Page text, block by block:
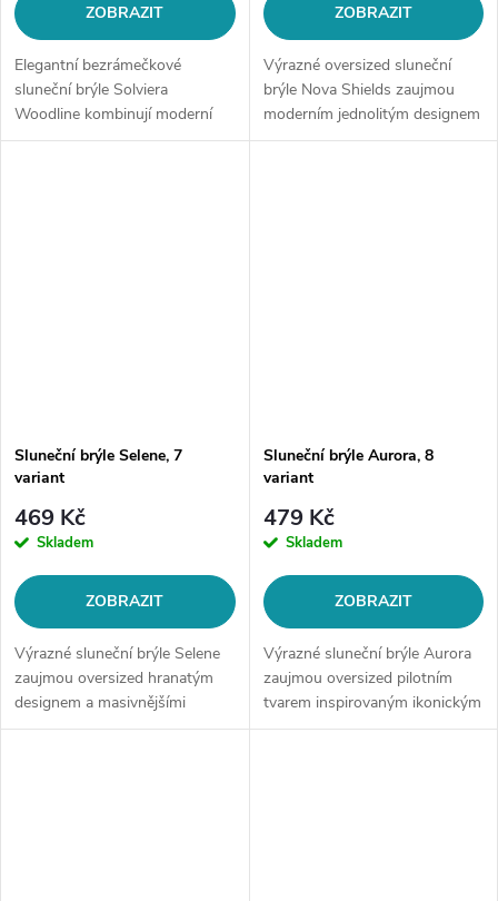
ZOBRAZIT
Elegantní bezrámečkové
sluneční brýle Solviera
Woodline kombinují moderní
geometrické čočky s jemným
ZOBRAZIT
Výrazné oversized sluneční
brýle Nova Shields zaujmou
moderním jednolitým designem
a futuristickým vzhledem. Velká
Sluneční brýle Selene, 7
variant
469 Kč
Skladem
ZOBRAZIT
Výrazné sluneční brýle Selene
zaujmou oversized hranatým
designem a masivnějšími
obroučkami, které dodávají
Sluneční brýle Aurora, 8
variant
479 Kč
Skladem
ZOBRAZIT
Výrazné sluneční brýle Aurora
zaujmou oversized pilotním
tvarem inspirovaným ikonickým
fashion stylem a masivnějšími